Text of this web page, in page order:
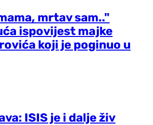
mrtav sam.."
ispovijest majke
koji je poginuo u
ISIS je i dalje živ